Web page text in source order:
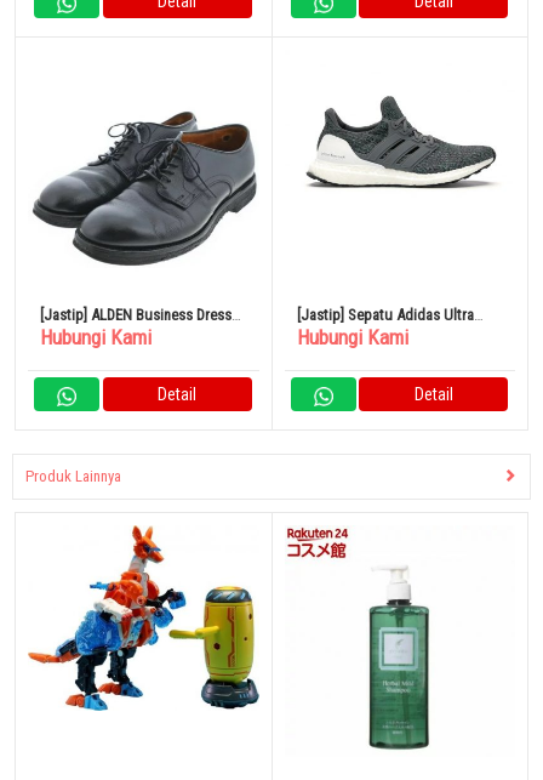
[Jastip] ALDEN Business Dress
Shoes
Hubungi Kami
Detail
[Jastip] Sepatu Adidas Ultra
Boost Gray Ultra Boost 4.0
Hubungi Kami
Detail
Produk Lainnya